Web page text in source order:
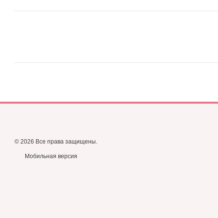
© 2026 Все права защищены.
Мобильная версия